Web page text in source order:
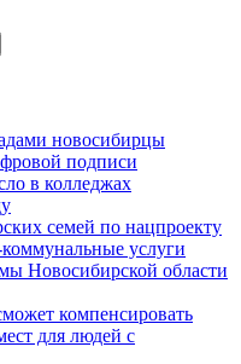
новосибирцы
подписи
в колледжах
семей по нацпроекту
услуги
Новосибирской области
компенсировать
для людей с